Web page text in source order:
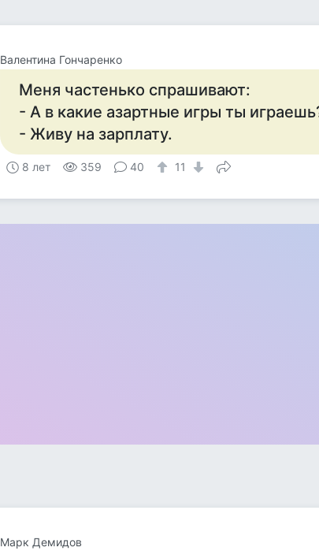
Валентина Гончаренко
Меня частенько спрашивают:
- А в какие азартные игры ты
- Живу на зарплату.
8 лет 359 40 11
Марк Демидов